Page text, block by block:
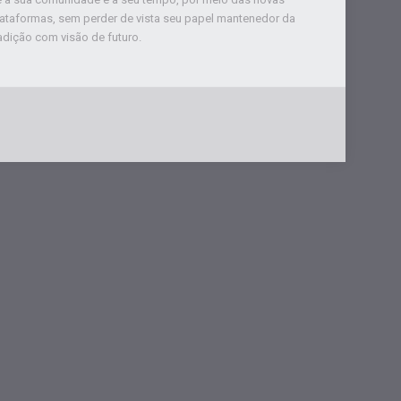
sem perder de vista seu papel mantenedor da
com visão de futuro.